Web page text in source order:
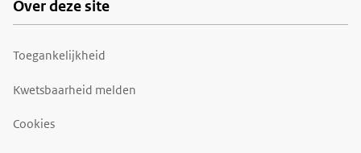
Over deze site
Toegankelijkheid
Kwetsbaarheid melden
Cookies